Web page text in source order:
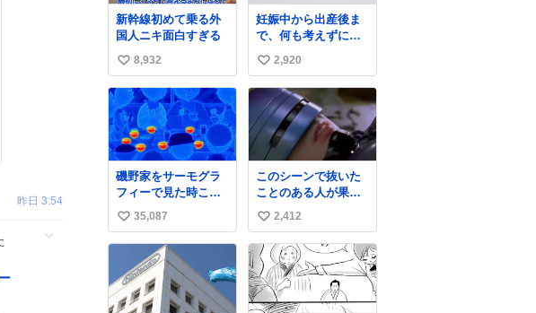
昨日 3:54
について声明を公表
した。「第三者によ
って駅構内放送設備
に外部から不正に音
声が流された可能性
も含めて確認を実
施」と説明した。
新幹線初めて乗る外
国人ニキ面白すぎる
い
い
ね
数
8,932
妊娠中から出産後ま
で、何も考えずにサ
ッと持って行けるよ
うなショルダーバッ
グが欲しいな〜と思
っていたのだけど
snidelでめちゃくち
ゃピッタリなものを
見つけたので買っ
た！✨ スマホと小物
とペットボトルが入
るの最高すぎる🥹 し
かもスマホ入れ独立
してるしファスナー
ない！地味に嬉しい
やつ！！！
い
い
ね
数
2,920
磯野家をサーモグラ
フィーで見た時これ
だったら怖い
い
い
数
35,087
このシーンで抜いた
ことのある人が果た
して世にどれほどい
ることか このアカウ
ントに辿り着いた皆
さんとは、ロボコッ
プ2についてこれから
もぜひ語り合ってい
きたい
い
い
ね
数
2,412